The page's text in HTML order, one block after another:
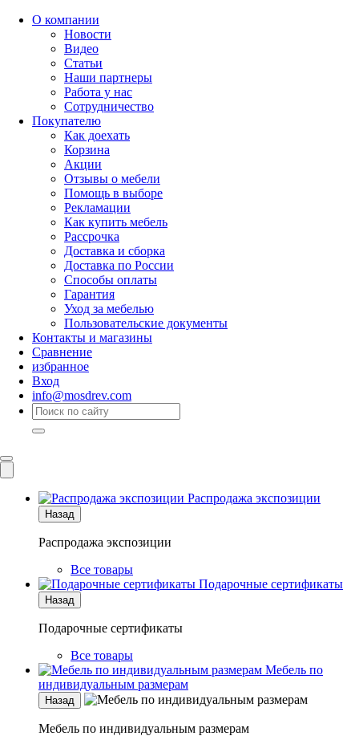
О компании
Новости
Видео
Статьи
Наши партнеры
Работа у нас
Сотрудничество
Покупателю
Как доехать
Корзина
Акции
Отзывы о мебели
Помощь в выборе
Рекламации
Как купить мебель
Рассрочка
Доставка и сборка
Доставка по России
Способы оплаты
Гарантия
Уход за мебелью
Пользовательские документы
Контакты и магазины
Сравнение
избранное
Вход
info@mosdrev.com
Распродажа экспозиции
Назад
Распродажа экспозиции
Все товары
Подарочные сертификаты
Назад
Подарочные сертификаты
Все товары
Мебель по
индивидуальным размерам
Назад
Мебель по индивидуальным размерам